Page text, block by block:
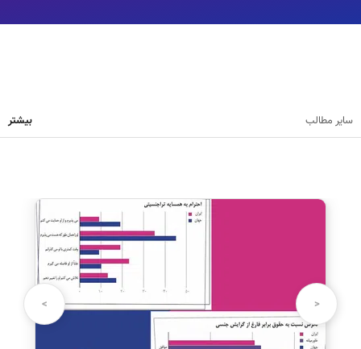
سایر مطالب بیشتر
<
>